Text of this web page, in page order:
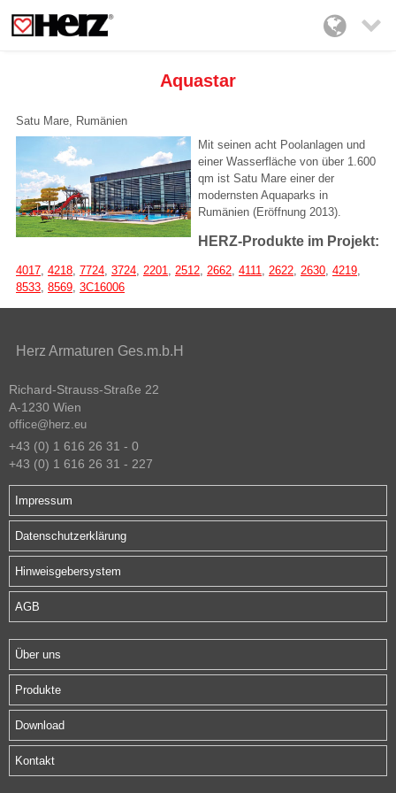

Aquastar
Satu Mare, Rumänien
Mit seinen acht Poolanlagen und
einer Wasserfläche von über 1.600
qm ist Satu Mare einer der
modernsten Aquaparks in
Rumänien (Eröffnung 2013).
HERZ-Produkte im Projekt:
4017, 4218, 7724, 3724, 2201, 2512, 2662, 4111, 2622, 2630, 4219,
8533, 8569, 3C16006
Herz Armaturen Ges.m.b.H
Richard-Strauss-Straße 22
A-1230 Wien
office@herz.eu
+43 (0) 1 616 26 31 - 0
+43 (0) 1 616 26 31 - 227
Impressum
Datenschutzerklärung
Hinweisgebersystem
AGB
Über uns
Produkte
Download
Kontakt